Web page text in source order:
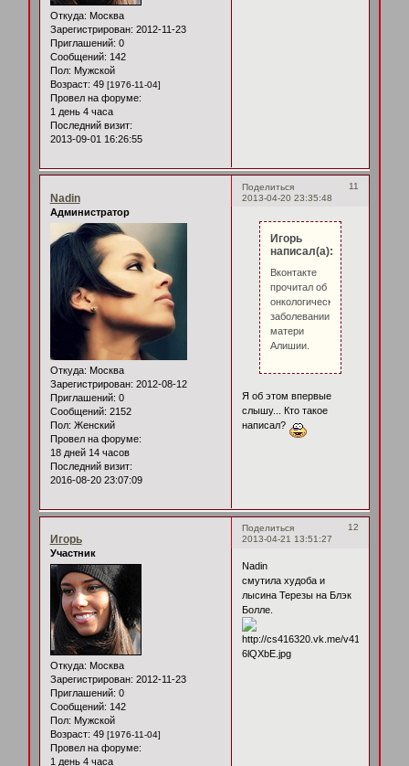
Откуда: Москва
Зарегистрирован: 2012-11-23
Приглашений: 0
Сообщений: 142
Пол: Мужской
Возраст: 49 [1976-11-04]
Провел на форуме:
1 день 4 часа
Последний визит:
2013-09-01 16:26:55
Поделиться
11
2013-04-20 23:35:48
Nadin
Администратор
Откуда: Москва
Зарегистрирован: 2012-08-12
Приглашений: 0
Сообщений: 2152
Пол: Женский
Провел на форуме:
18 дней 14 часов
Последний визит:
2016-08-20 23:07:09
Игорь
написал(а):
Вконтакте
прочитал об
онкологическом
заболевании
матери
Алишии.
Я об этом впервые
слышу... Кто такое
написал?
Поделиться
12
2013-04-21 13:51:27
Игорь
Участник
Откуда: Москва
Зарегистрирован: 2012-11-23
Приглашений: 0
Сообщений: 142
Пол: Мужской
Возраст: 49 [1976-11-04]
Провел на форуме:
1 день 4 часа
Nadin
смутила худоба и
лысина Терезы на Блэк
Болле.